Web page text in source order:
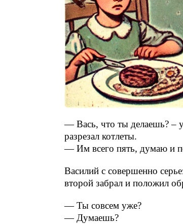
— Вась, что ты делаешь? –
разрезал котлеты.
— Им всего пять, думаю и
Василий с совершенно
второй забрал и положил
— Ты совсем уже?
— Думаешь?